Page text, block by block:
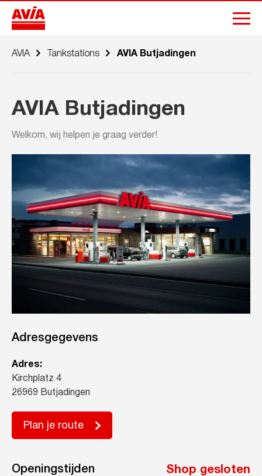
AVIA Tankstations AVIA Butjadingen
AVIA Butjadingen
Welkom, wij helpen je graag verder!
Adresgegevens
Adres:
Kirchplatz 4
26969 Butjadingen
Plan je route
Openingstijden Shop gesloten